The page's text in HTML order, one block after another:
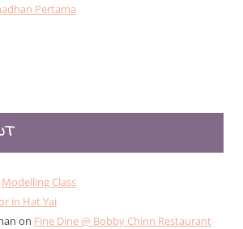
Pertama
Modelling Class
in Hat Yai
on Fine Dine @ Bobby Chinn Restaurant